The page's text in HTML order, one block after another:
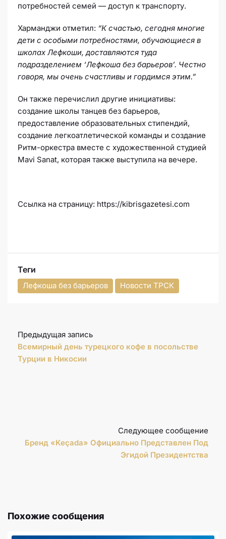
потребностей семей — доступ к транспорту.
Харманджи отметил: “К счастью, сегодня многие
дети с особыми потребностями, обучающиеся в
школах Лефкоши, доставляются туда
подразделением ‘Лефкоша без барьеров’. Честно
говоря, мы очень счастливы и гордимся этим.”
Он также перечислил другие инициативы:
создание школы танцев без барьеров,
предоставление образовательных стипендий,
создание легкоатлетической команды и создание
Ритм-оркестра вместе с художественной студией
Mavi Sanat, которая также выступила на вечере.
Cсылка на страницу: https://kibrisgazetesi.com
Теги
Лефкоша без барьеров Новости ТРСК
Предыдущая запись
Всемирный день турецкого кофе в посольстве
Турции в Никосии
Следующее сообщение
Бренд «Keçada» Официально Представлен Под
Эгидой Президентства
Похожие сообщения